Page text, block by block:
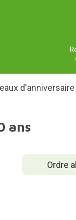
d'anniversaire
ans
Ordre